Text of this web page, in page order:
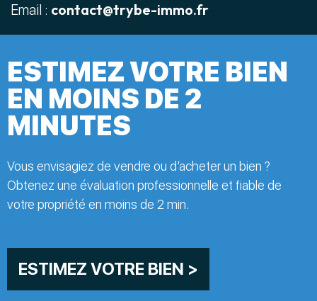
Email : contact@trybe-immo.fr
ESTIMEZ VOTRE BIEN
EN MOINS DE 2
MINUTES
Vous envisagiez de vendre ou d’acheter un bien ?
Obtenez une évaluation professionnelle et fiable de
votre propriété en moins de 2 min.
ESTIMEZ VOTRE BIEN >